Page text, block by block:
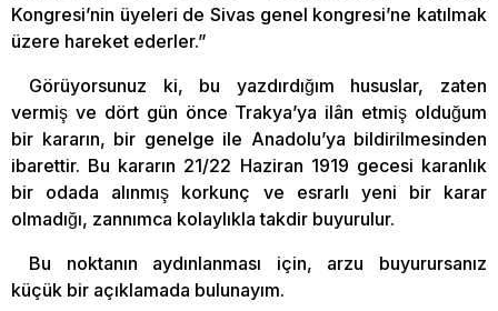
Kongresi’nin üyeleri de Sivas genel kongresi’ne katılmak
üzere hareket ederler.”
Görüyorsunuz ki, bu yazdırdığım hususlar, zaten
vermiş ve dört gün önce Trakya’ya ilân etmiş olduğum
bir kararın, bir genelge ile Anadolu’ya bildirilmesinden
ibarettir. Bu kararın 21/22 Haziran 1919 gecesi karanlık
bir odada alınmış korkunç ve esrarlı yeni bir karar
olmadığı, zannımca kolaylıkla takdir buyurulur.
Bu noktanın aydınlanması için, arzu buyurursanız
küçük bir açıklamada bulunayım.